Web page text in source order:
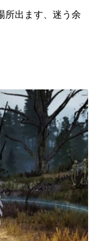
所出ます、迷う余